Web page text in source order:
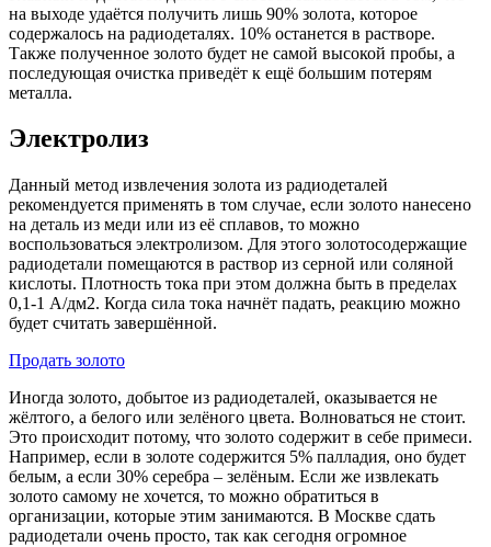
на выходе удаётся получить лишь 90% золота, которое
содержалось на радиодеталях. 10% останется в растворе.
Также полученное золото будет не самой высокой пробы, а
последующая очистка приведёт к ещё большим потерям
металла.
Электролиз
Данный метод извлечения золота из радиодеталей
рекомендуется применять в том случае, если золото нанесено
на деталь из меди или из её сплавов, то можно
воспользоваться электролизом. Для этого золотосодержащие
радиодетали помещаются в раствор из серной или соляной
кислоты. Плотность тока при этом должна быть в пределах
0,1-1 А/дм2. Когда сила тока начнёт падать, реакцию можно
будет считать завершённой.
Продать золото
Иногда золото, добытое из радиодеталей, оказывается не
жёлтого, а белого или зелёного цвета. Волноваться не стоит.
Это происходит потому, что золото содержит в себе примеси.
Например, если в золоте содержится 5% палладия, оно будет
белым, а если 30% серебра – зелёным. Если же извлекать
золото самому не хочется, то можно обратиться в
организации, которые этим занимаются. В Москве сдать
радиодетали очень просто, так как сегодня огромное